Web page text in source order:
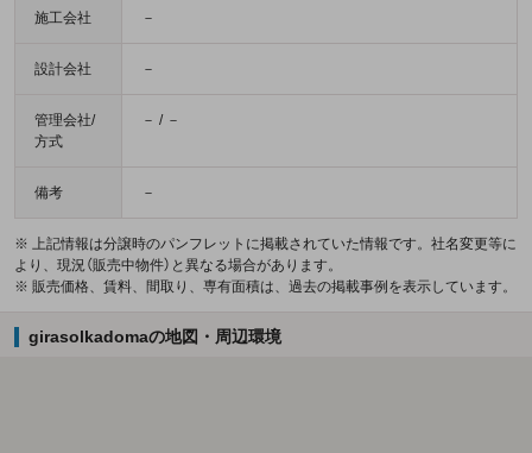
施工会社 －
設計会社 －
管理会社/
方式
－ / －
備考 －
※ 上記情報は分譲時のパンフレットに掲載されていた情報です。社名変更等に
より、現況（販売中物件）と異なる場合があります。
※ 販売価格、賃料、間取り、専有面積は、過去の掲載事例を表示しています。
girasolkadomaの地図・周辺環境